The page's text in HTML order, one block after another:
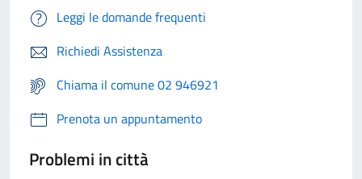
Leggi le domande frequenti
Richiedi Assistenza
Chiama il comune 02 946921
Prenota un appuntamento
Problemi in città